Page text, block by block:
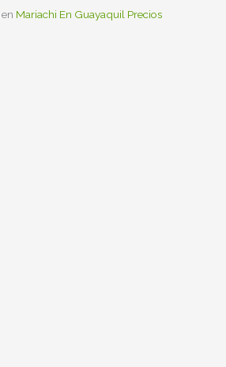
en Mariachi En Guayaquil Precios